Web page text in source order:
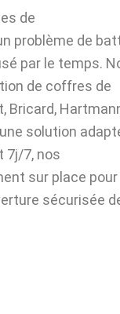
de
problème de
par le temps.
de coffres de
Bricard,
solution
7j/7, nos
sur place pour
sécurisée